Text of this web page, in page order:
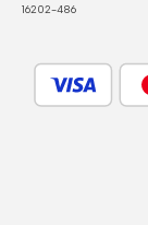
16202-486